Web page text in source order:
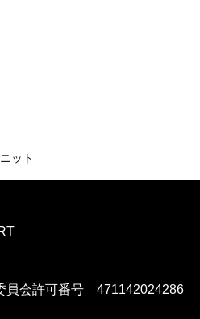
ット
員会許可番号 471142024286